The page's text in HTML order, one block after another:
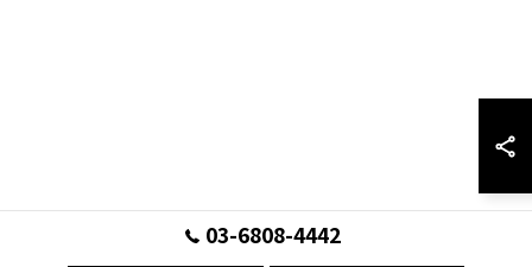
03-6808-4442